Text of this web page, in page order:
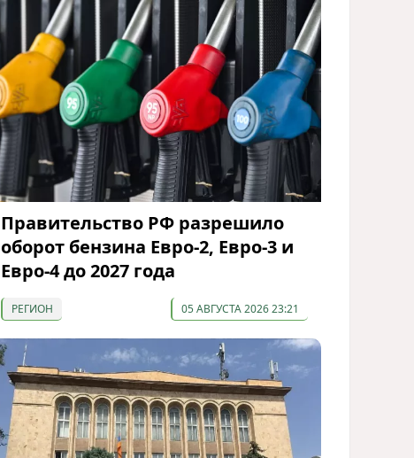
Правительство РФ разрешило
оборот бензина Евро-2, Евро-3 и
Евро-4 до 2027 года
РЕГИОН 05 АВГУСТА 2026 23:21